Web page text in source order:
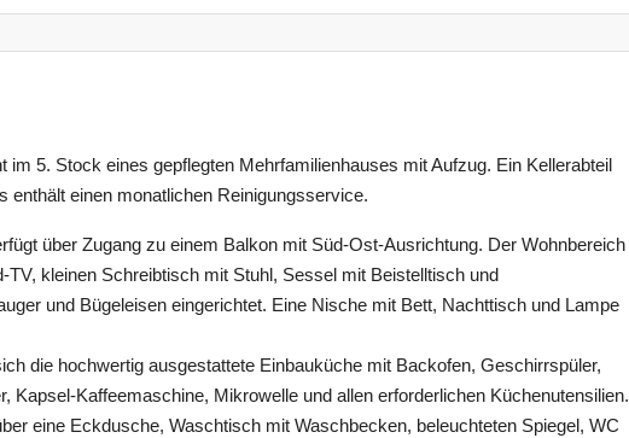
5. Stock eines gepflegten Mehrfamilienhauses mit Aufzug. Ein Kellerabteil
enthält einen monatlichen Reinigungsservice.
über Zugang zu einem Balkon mit Süd-Ost-Ausrichtung. Der Wohnbereich
TV, kleinen Schreibtisch mit Stuhl, Sessel mit Beistelltisch und
und Bügeleisen eingerichtet. Eine Nische mit Bett, Nachttisch und Lampe
die hochwertig ausgestattete Einbauküche mit Backofen, Geschirrspüler,
Kapsel-Kaffeemaschine, Mikrowelle und allen erforderlichen Küchenutensilien.
eine Eckdusche, Waschtisch mit Waschbecken, beleuchteten Spiegel, WC